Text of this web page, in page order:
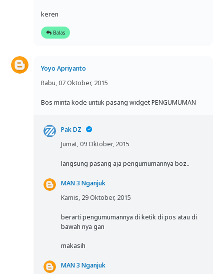
keren
Balas
Yoyo Apriyanto
Rabu, 07 Oktober, 2015
Bos minta kode untuk pasang widget PENGUMUMAN
Pak DZ
Jumat, 09 Oktober, 2015
langsung pasang aja pengumumannya boz..
MAN 3 Nganjuk
Kamis, 29 Oktober, 2015
berarti pengumumannya di ketik di pos atau di
bawah nya gan
makasih
MAN 3 Nganjuk